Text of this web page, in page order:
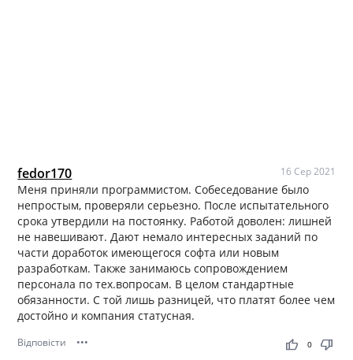
fedor170 16 Сер 2021
Меня приняли программистом. Собеседование было
непростым, проверяли серьезно. После испытательного
срока утвердили на постоянку. Работой доволен: лишней
не навешивают. Дают немало интересных заданий по
части доработок имеющегося софта или новым
разработкам. Также занимаюсь сопровождением
персонала по тех.вопросам. В целом стандартные
обязанности. С той лишь разницей, что платят более чем
достойно и компания статусная.
Відповісти ••• thumb_up thumb_down
0